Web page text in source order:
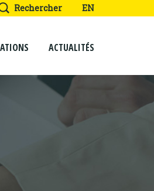
Rechercher EN
ACTUALITÉS